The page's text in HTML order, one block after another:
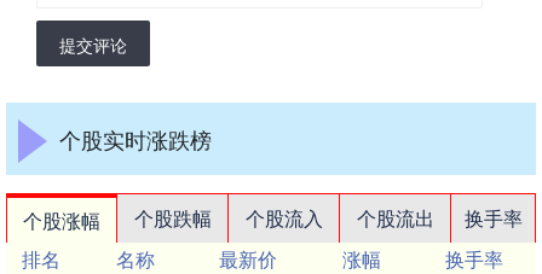
提交评论
个股实时涨跌榜
个股涨幅 个股跌幅 个股流入 个股流出
换手率
排名
名称 最新价 涨幅
换手率